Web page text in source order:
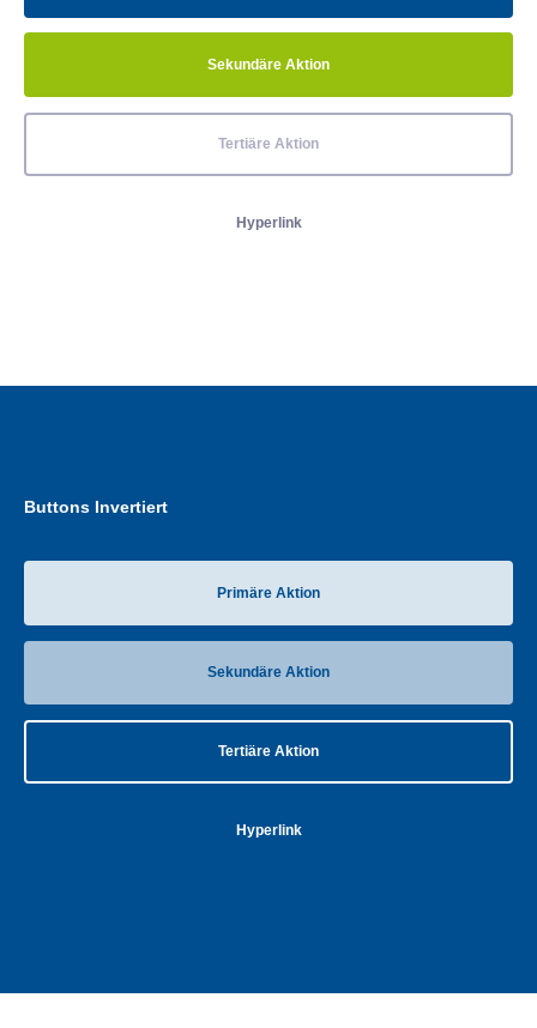
Sekundäre Aktion
Tertiäre Aktion
Hyperlink
Buttons Invertiert
Primäre Aktion
Sekundäre Aktion
Tertiäre Aktion
Hyperlink